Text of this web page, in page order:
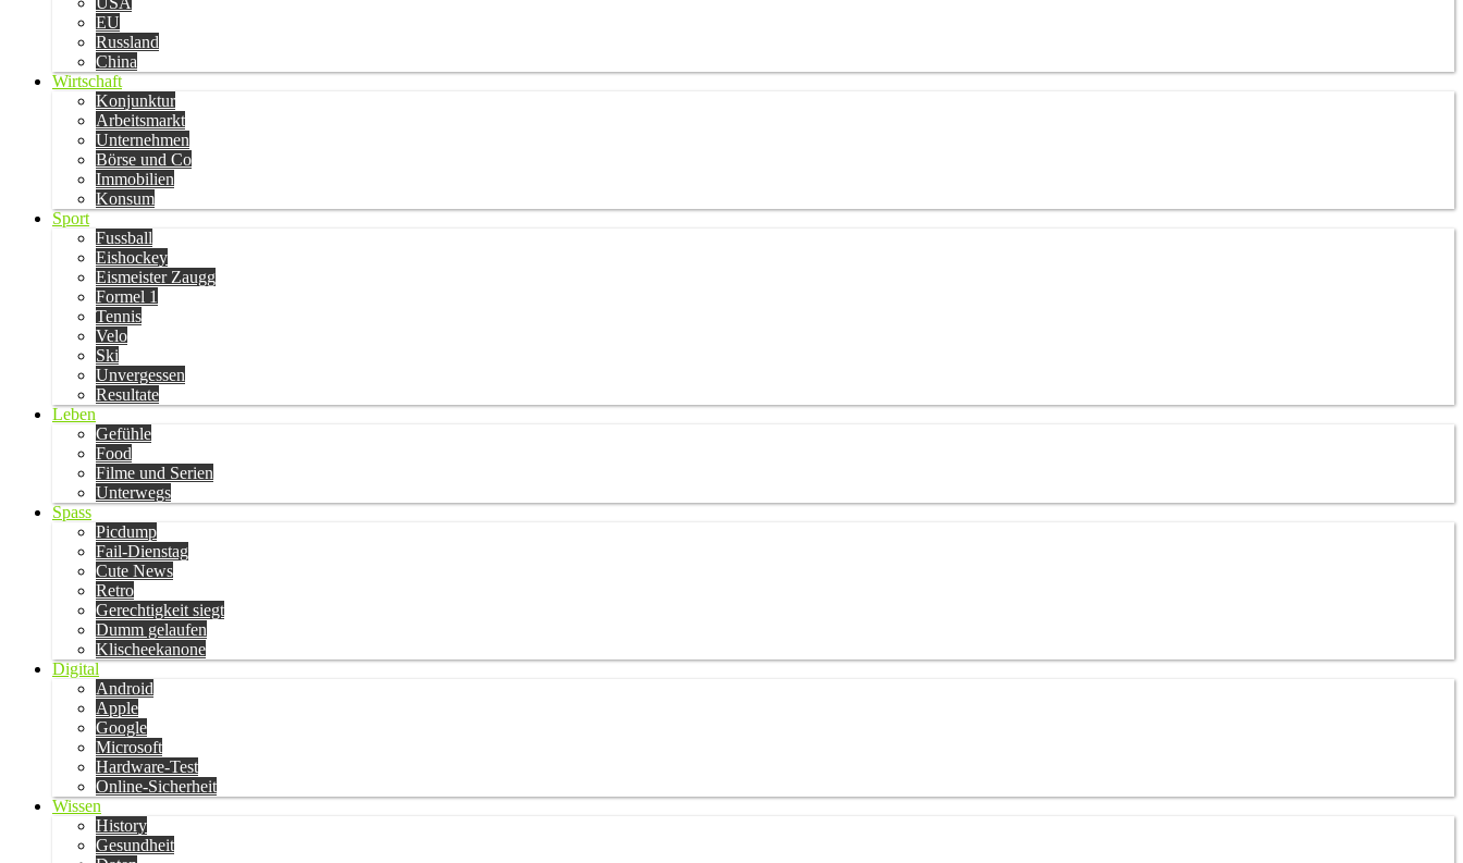
EU
Russland
China
Wirtschaft
Konjunktur
Arbeitsmarkt
Unternehmen
Börse und Co
Immobilien
Konsum
Sport
Fussball
Eishockey
Eismeister Zaugg
Formel 1
Tennis
Velo
Ski
Unvergessen
Resultate
Leben
Gefühle
Food
Filme und Serien
Unterwegs
Spass
Picdump
Fail-Dienstag
Cute News
Retro
Gerechtigkeit siegt
Dumm gelaufen
Klischeekanone
Digital
Android
Apple
Google
Microsoft
Hardware-Test
Online-Sicherheit
Wissen
History
Gesundheit